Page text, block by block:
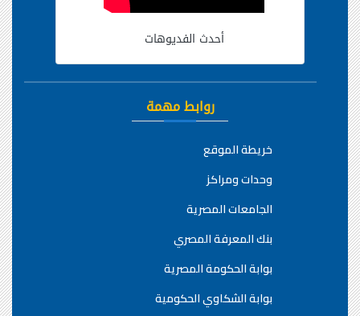
أحدث الفديوهات
روابط مهمة
خريطة الموقع
وحدات ومراكز
الجامعات المصرية
بنك المعرفة المصري
بوابة الحكومة المصرية
بوابة الشكاوي الحكومية